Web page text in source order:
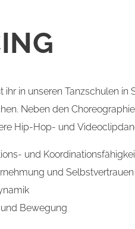
ihr in unseren Tanzschulen in
Neben den
Hip-Hop- und
und
und Selbstvertrauen
Bewegung